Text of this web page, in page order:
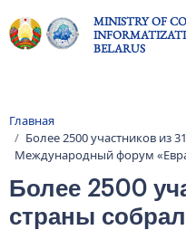
MINISTRY OF
BELARUS
Breadcrumb
Главная
Более 2500 участников из
Международный форум
Более 2500
страны